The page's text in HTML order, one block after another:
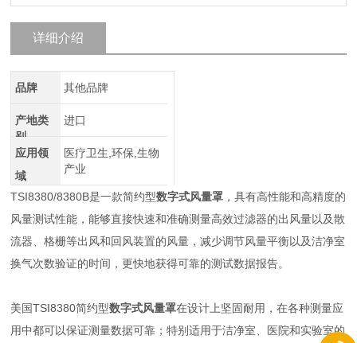
详细介绍
品牌 其他品牌
产地类
别
进口
应用领
域
医疗卫生,环保,生物
产业
TSI8380/8380B是一款简约型数字式风量罩 ，具有高性能和高精度的
风量测试性能，能够直接快速和准确测量高效过滤器的出风量以及散
流器、格栅等出风和回风装置的风量，减少调节风量平衡以及洁净室
换气次数验证的时间，更快地获得可靠的测试数据报告。
美国TSI8380简约型数字式风量罩在设计上坚固耐用，在各种测量应
用中都可以保证测量数据可靠；特别适用于洁净室、医院和实验室的